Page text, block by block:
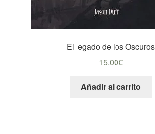
El legado de los Oscuros
15.00€
Añadir al carrito